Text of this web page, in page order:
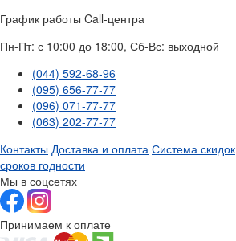
График работы Call-центра
Пн-Пт: с 10:00 до 18:00, Сб-Вс: выходной
(044) 592-68-96
(095) 656-77-77
(096) 071-77-77
(063) 202-77-77
Контакты Доставка и оплата Система скидок
сроков годности
Мы в соцсетях
Принимаем к оплате